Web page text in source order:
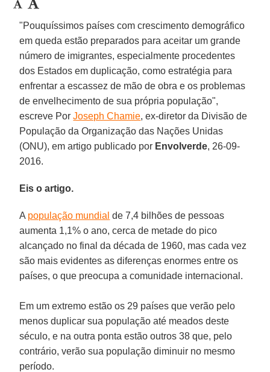
"Pouquíssimos países com crescimento demográfico
em queda estão preparados para aceitar um grande
número de imigrantes, especialmente procedentes
dos Estados em duplicação, como estratégia para
enfrentar a escassez de mão de obra e os problemas
de envelhecimento de sua própria população",
escreve PorJoseph Chamie, ex-diretor da Divisão de
População da Organização das Nações Unidas
(ONU), em artigo publicado por Envolverde, 26-09-
2016.
Eis o artigo.
A população mundial de 7,4 bilhões de pessoas
aumenta 1,1% o ano, cerca de metade do pico
alcançado no final da década de 1960, mas cada vez
são mais evidentes as diferenças enormes entre os
países, o que preocupa a comunidade internacional.
Em um extremo estão os 29 países que verão pelo
menos duplicar sua população até meados deste
século, e na outra ponta estão outros 38 que, pelo
contrário, verão sua população diminuir no mesmo
período.